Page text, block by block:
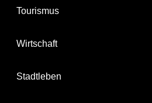
Tourismus
Wirtschaft
Stadtleben